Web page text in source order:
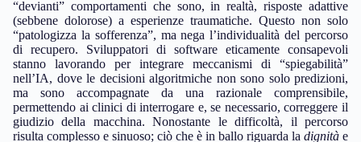
“devianti” comportamenti che sono, in realtà, risposte adattive
(sebbene dolorose) a esperienze traumatiche. Questo non solo
“patologizza la sofferenza”, ma nega l’individualità del percorso
di recupero. Sviluppatori di software eticamente consapevoli
stanno lavorando per integrare meccanismi di “spiegabilità”
nell’IA, dove le decisioni algoritmiche non sono solo predizioni,
ma sono accompagnate da una razionale comprensibile,
permettendo ai clinici di interrogare e, se necessario, correggere il
giudizio della macchina. Nonostante le difficoltà, il percorso
risulta complesso e sinuoso; ciò che è in ballo riguarda la dignità e